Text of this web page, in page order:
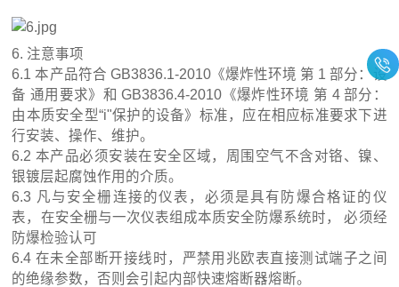
6. 注意事项
6.1 本产品符合 GB3836.1-2010《爆炸性环境 第 1 部分：设
备 通用要求》和 GB3836.4-2010《爆炸性环境 第 4 部分：
由本质安全型“i"保护的设备》标准，应在相应标准要求下进
行安装、操作、维护。
6.2 本产品必须安装在安全区域，周围空气不含对铬、镍、
银镀层起腐蚀作用的介质。
6.3 凡与安全栅连接的仪表，必须是具有防爆合格证的仪
表，在安全栅与一次仪表组成本质安全防爆系统时， 必须经
防爆检验认可
6.4 在未全部断开接线时，严禁用兆欧表直接测试端子之间
的绝缘参数，否则会引起内部快速熔断器熔断。